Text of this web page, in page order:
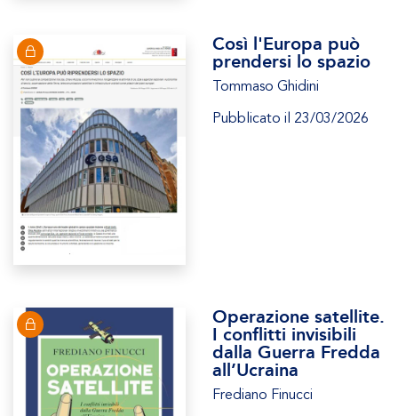
Così l'Europa può
prendersi lo spazio
Tommaso Ghidini
Pubblicato il 23/03/2026
Operazione satellite.
I conflitti invisibili
dalla Guerra Fredda
all’Ucraina
Frediano Finucci